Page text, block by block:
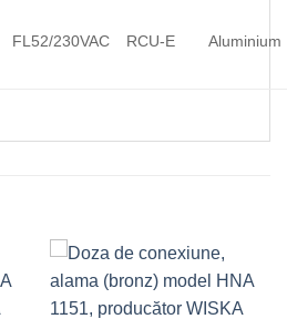
FL52/230VAC RCU-E Aluminium